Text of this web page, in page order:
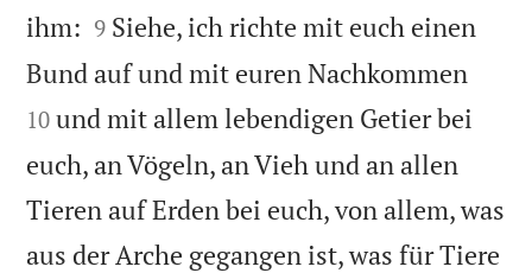
ihm: 

9 Siehe, ich richte mit euch einen
Bund auf und mit euren Nachkommen
10 und mit allem lebendigen Getier bei
euch, an Vögeln, an Vieh und an allen
Tieren auf Erden bei euch, von allem, was
aus der Arche gegangen ist, was für Tiere